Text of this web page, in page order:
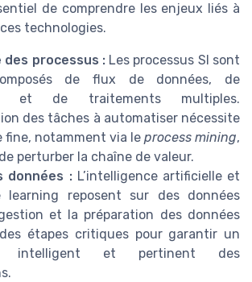
de comprendre les enjeux liés à
technologies.
des processus :Les processus SI sont
de flux de données, de
et de traitements multiples.
des tâches à automatiser nécessite
fine, notamment via le process mining,
perturber la chaîne de valeur.
données :L’intelligence artificielle et
learning reposent sur des données
et la préparation des données
étapes critiques pour garantir un
intelligent et pertinent des